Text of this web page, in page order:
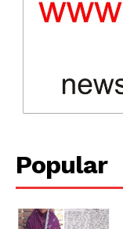
Popular